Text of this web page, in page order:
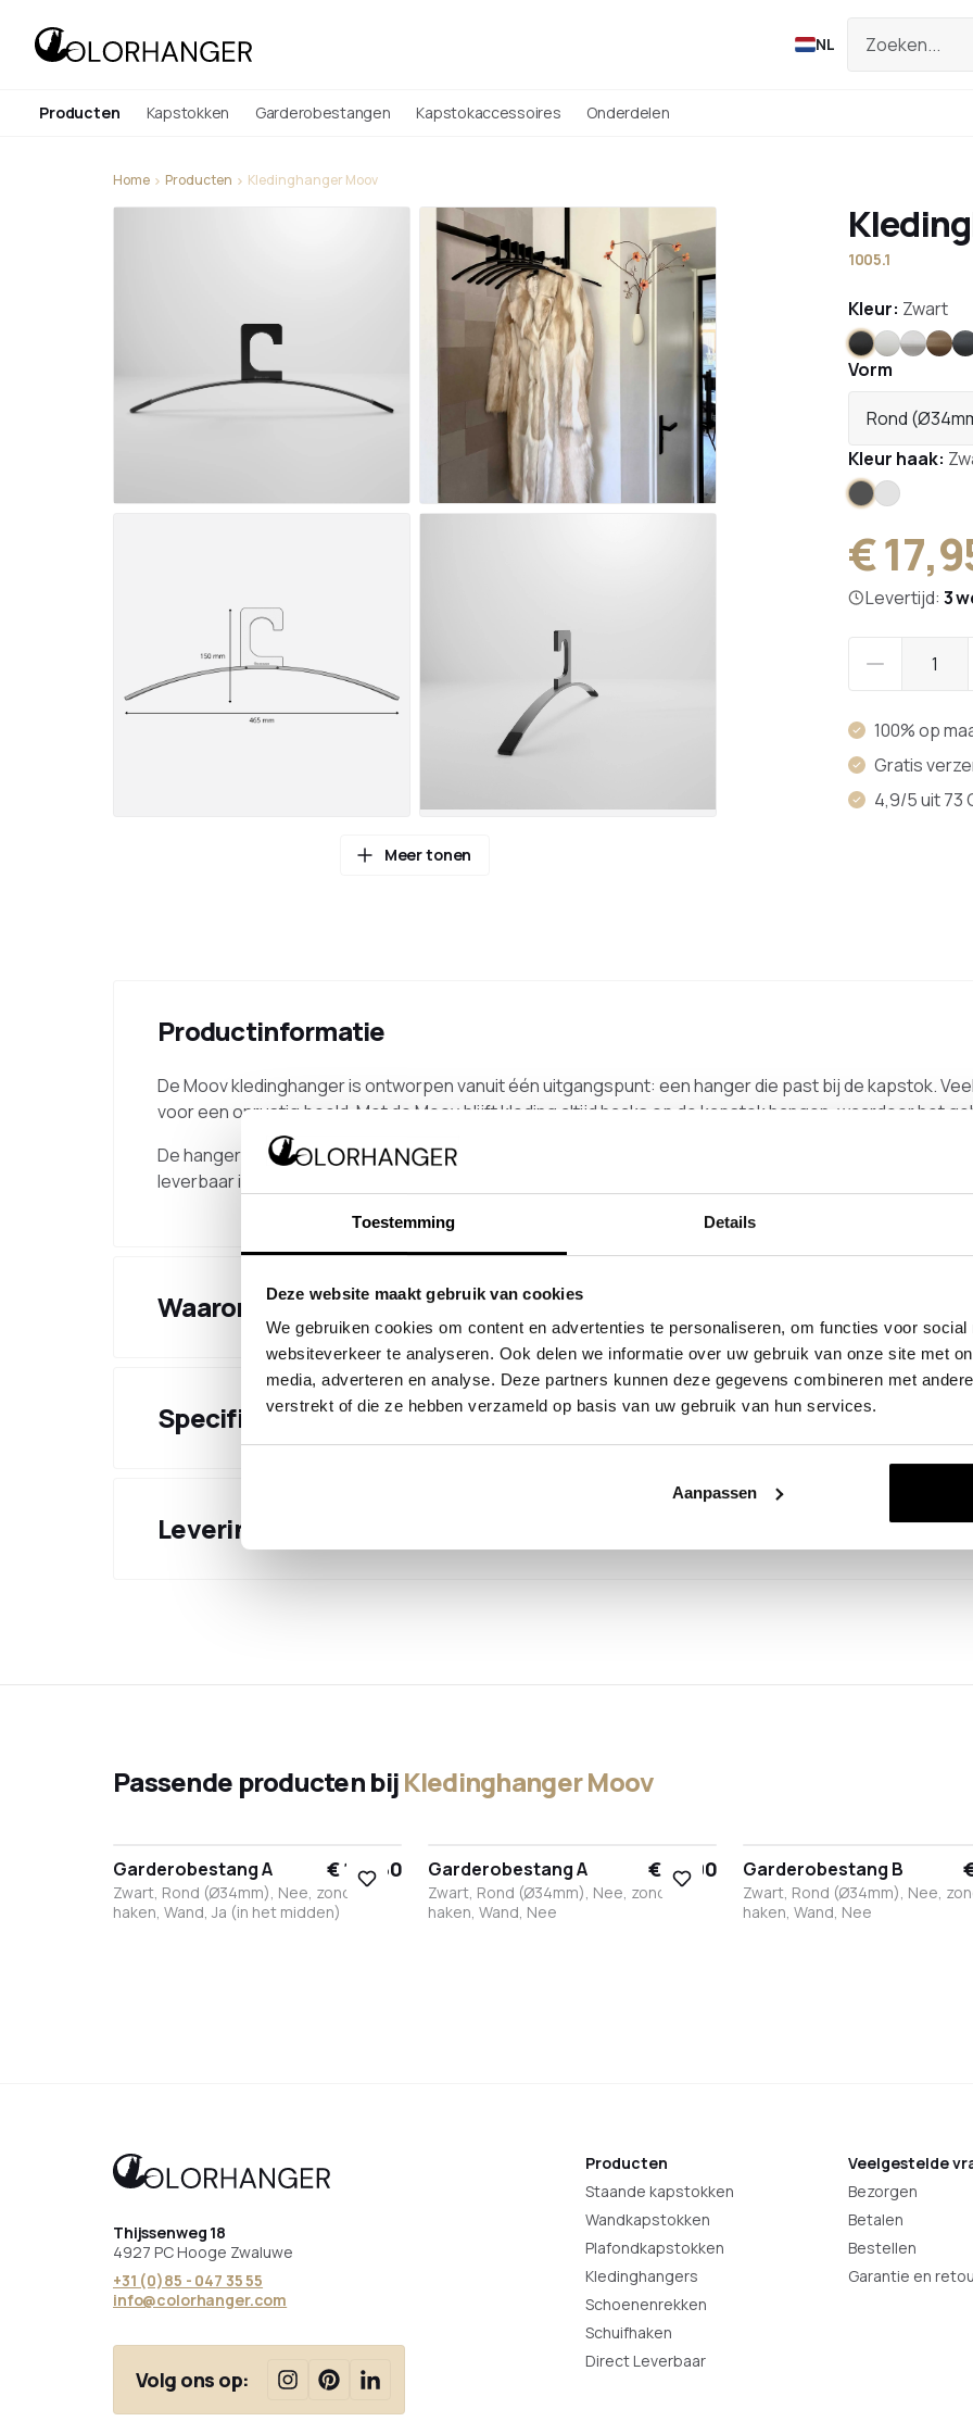
Toestemming Details
Deze website maakt gebruik van cookies
We gebruiken cookies om content en advertenties te personaliseren, om functies voor social
websiteverkeer te analyseren. Ook delen we informatie over uw gebruik van onze site met
media, adverteren en analyse. Deze partners kunnen deze gegevens combineren met
verstrekt of die ze hebben verzameld op basis van uw gebruik van hun services.
Aanpassen
NL
Producten Kapstokken Garderobestangen Kapstokaccessoires Onderdelen
Home Producten Kledinghanger Moov
Meer tonen
1005.1
Kleur: Zwart
Zwart
WitRVS
Vorm
Rond
Kleur haak:
Zwart
€
Levertijd: 3
100% op
Gratis
4,9/5 uit 73
Productinformatie
De Moov kledinghanger is ontworpen vanuit één uitgangspunt: een hanger die past bij de kapstok.
voor een onrustig beeld. Met de Moov blijft kleding altijd haaks op de kapstok hangen, waardoor het
De hanger heeft een vaste, niet-draaiende hals gemaakt van kunststof. Het kunststof is matte
leverbaar is in de kleur van de kapstok. De uiteinden zijn voorzien van kunststof doppen.
Waarom kiezen voor dit product
Specificaties
Levering & verzending
Passende producten bijKledinghanger Moov
Garderobestang A € 151,60
Zwart, Rond (Ø34mm), Nee, zonder
haken, Wand, Ja (in het midden)
Garderobestang A € 55,90
Zwart, Rond (Ø34mm), Nee, zonder
haken, Wand, Nee
Garderobestang B
Zwart, Rond (Ø34mm), Nee,
haken, Wand, Nee
Thijssenweg 18
4927 PC Hooge Zwaluwe
+31 (0)85 - 047 35 55
info@colorhanger.com
Volg ons op:
Producten
Staande kapstokken
Wandkapstokken
Plafondkapstokken
Kledinghangers
Schoenenrekken
Schuifhaken
Direct Leverbaar
Veelgestelde
Bezorgen
Betalen
Bestellen
Garantie en